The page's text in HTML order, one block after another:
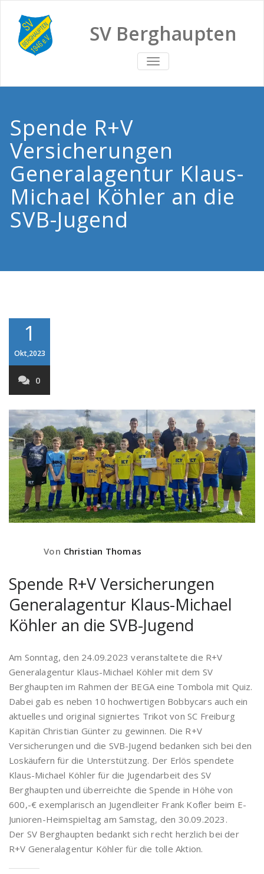
SV Berghaupten
TOGGLE
NAVIGATION
Spende R+V
Versicherungen
Generalagentur Klaus-
Michael Köhler an die
SVB-Jugend
1
Okt,2023
0
Von Christian Thomas
Spende R+V Versicherungen
Generalagentur Klaus-Michael
Köhler an die SVB-Jugend
Am Sonntag, den 24.09.2023 veranstaltete die R+V
Generalagentur Klaus-Michael Köhler mit dem SV
Berghaupten im Rahmen der BEGA eine Tombola mit Quiz.
Dabei gab es neben 10 hochwertigen Bobbycars auch ein
aktuelles und original signiertes Trikot von SC Freiburg
Kapitän Christian Günter zu gewinnen. Die R+V
Versicherungen und die SVB-Jugend bedanken sich bei den
Loskäufern für die Unterstützung. Der Erlös spendete
Klaus-Michael Köhler für die Jugendarbeit des SV
Berghaupten und überreichte die Spende in Höhe von
600,-€ exemplarisch an Jugendleiter Frank Kofler beim E-
Junioren-Heimspieltag am Samstag, den 30.09.2023.
Der SV Berghaupten bedankt sich recht herzlich bei der
R+V Generalagentur Köhler für die tolle Aktion.